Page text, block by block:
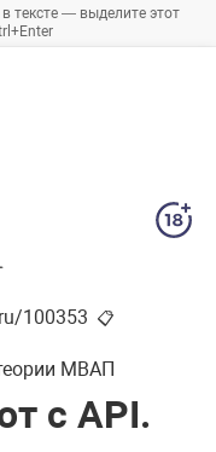
тексте — выделите этот
100353 📋
МВАП
с API.